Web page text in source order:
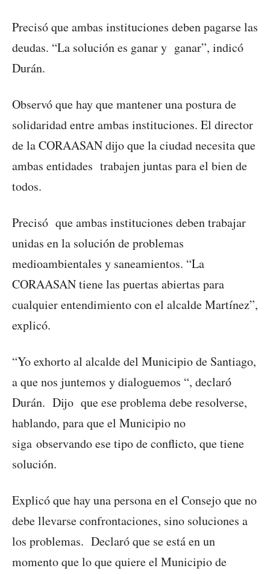
Precisó que ambas instituciones deben pagarse las
deudas. “La solución es ganar y ganar”, indicó
Durán.
Observó que hay que mantener una postura de
solidaridad entre ambas instituciones. El director
de la CORAASAN dijo que la ciudad necesita que
ambas entidades trabajen juntas para el bien de
todos.
Precisó que ambas instituciones deben trabajar
unidas en la solución de problemas
medioambientales y saneamientos. “La
CORAASAN tiene las puertas abiertas para
cualquier entendimiento con el alcalde Martínez”,
explicó.
“Yo exhorto al alcalde del Municipio de Santiago,
a que nos juntemos y dialoguemos “, declaró
Durán. Dijo que ese problema debe resolverse,
hablando, para que el Municipio no
siga observando ese tipo de conflicto, que tiene
solución.
Explicó que hay una persona en el Consejo que no
debe llevarse confrontaciones, sino soluciones a
los problemas. Declaró que se está en un
momento que lo que quiere el Municipio de